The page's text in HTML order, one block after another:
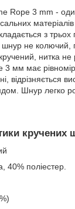
Rope 3 mm -
з
шнур не колючий,
нитка не
3 мм має
відрізняється
Шнур легко
кручених
40% поліестер.